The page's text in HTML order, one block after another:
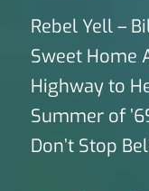
Rebel Yell –
Sweet Home
Highway to
Summer of
Don’t Stop